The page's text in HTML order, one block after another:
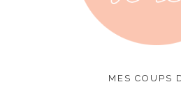
MES COUPS